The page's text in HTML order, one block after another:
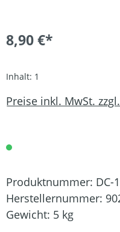
8,90 €*
Inhalt: 1
Preise inkl. MwSt.
Produktnummer: DC-
Herstellernummer:
Gewicht: 5 kg